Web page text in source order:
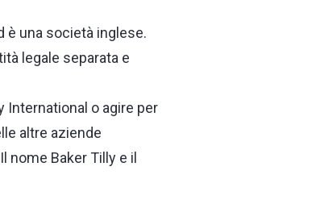
è una società inglese.
legale separata e
International o agire per
altre aziende
Baker Tilly e il